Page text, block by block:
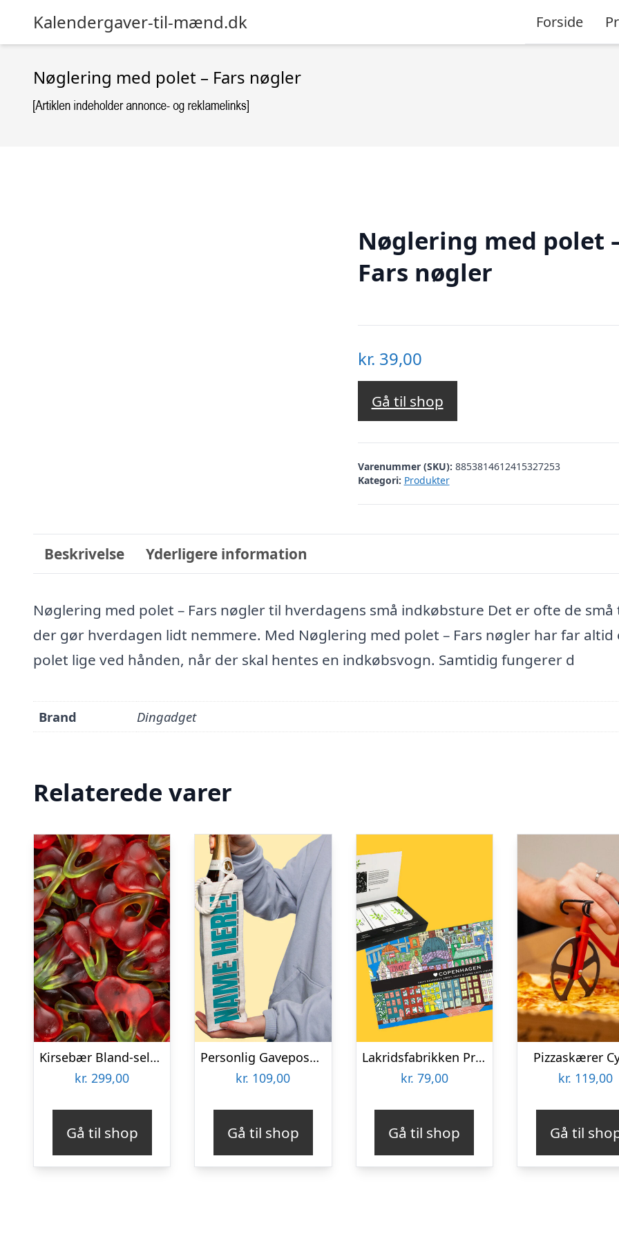
Kalendergaver-til-mænd.dk Forside
Nøglering med polet – Fars nøgler
Nøglering med polet
Fars nøgler
kr. 39,00
Gå til shop
Varenummer (SKU): 8853814612415327253
Kategori: Produkter
Beskrivelse Yderligere information
Nøglering med polet – Fars nøgler til hverdagens små indkøbsture Det er ofte de små
der gør hverdagen lidt nemmere. Med Nøglering med polet – Fars nøgler har far altid
polet lige ved hånden, når der skal hentes en indkøbsvogn. Samtidig fungerer d
Brand Dingadget
Relaterede varer
Kirsebær Bland-selv slik i kasser 2,4 kg
kr. 299,00
Gå til shop
Personlig Gavepose til vin med Tekst
kr. 109,00
Gå til shop
Lakridsfabrikken Premiumlakrids – Copenhagen
kr. 79,00
Gå til shop
Pizzaskærer
kr. 119,00
Gå til